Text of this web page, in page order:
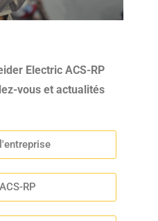
Electric ACS-RP
vous et actualités
RP